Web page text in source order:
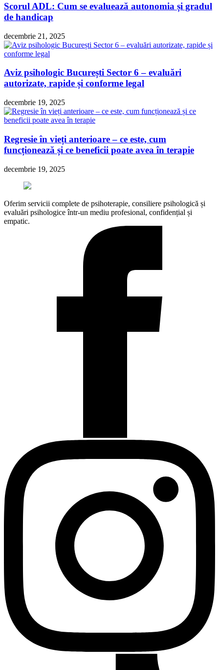
Scorul ADL: Cum se evaluează autonomia și gradul
de handicap
decembrie 21, 2025
Aviz psihologic București Sector 6 – evaluări
autorizate, rapide și conforme legal
decembrie 19, 2025
Regresie în vieți anterioare – ce este, cum
funcționează și ce beneficii poate avea în terapie
decembrie 19, 2025
Oferim servicii complete de psihoterapie, consiliere psihologică și
evaluări psihologice într-un mediu profesional, confidențial și
empatic.